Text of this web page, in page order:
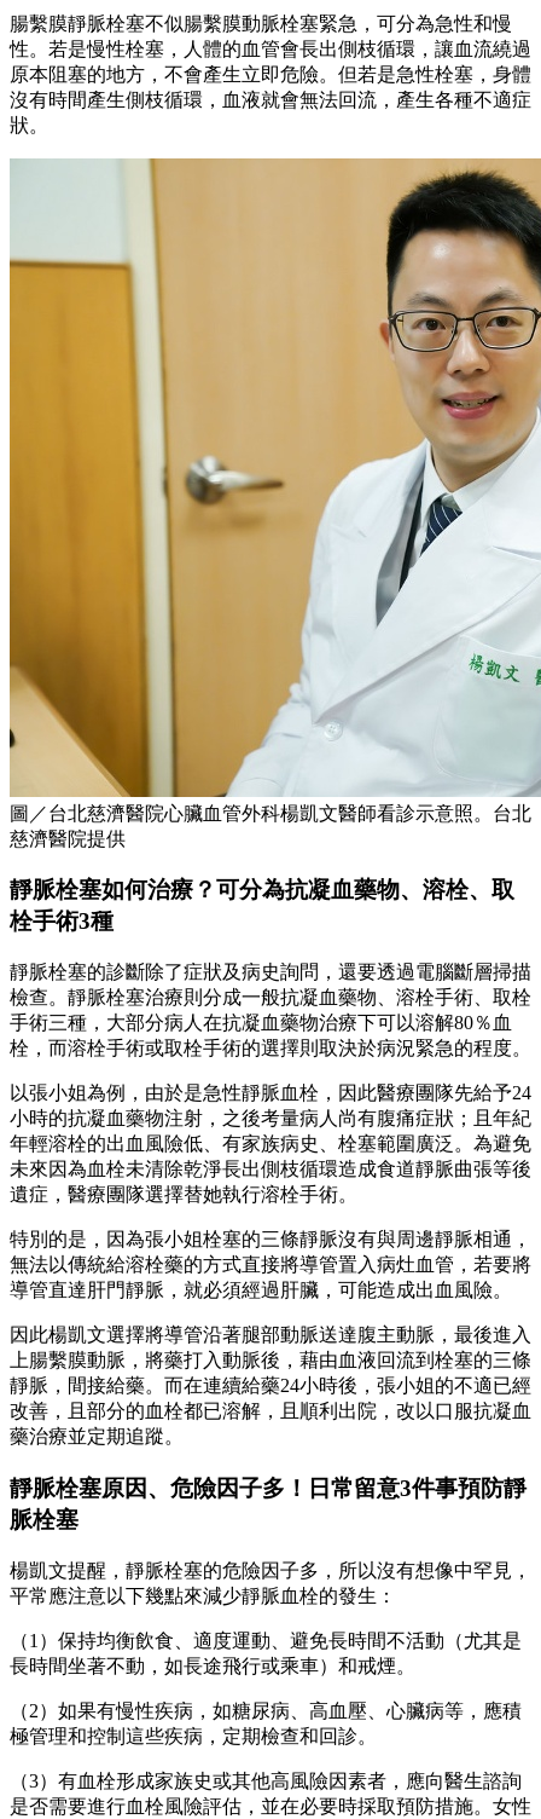
腸繫膜靜脈栓塞不似腸繫膜動脈栓塞緊急，可分為急性和慢
性。若是慢性栓塞，人體的血管會長出側枝循環，讓血流繞過
原本阻塞的地方，不會產生立即危險。但若是急性栓塞，身體
沒有時間產生側枝循環，血液就會無法回流，產生各種不適症
狀。
圖／台北慈濟醫院心臟血管外科楊凱文醫師看診示意照。台北
慈濟醫院提供
靜脈栓塞如何治療？可分為抗凝血藥物、溶栓、取
栓手術3種
靜脈栓塞的診斷除了症狀及病史詢問，還要透過電腦斷層掃描
檢查。靜脈栓塞治療則分成一般抗凝血藥物、溶栓手術、取栓
手術三種，大部分病人在抗凝血藥物治療下可以溶解80％血
栓，而溶栓手術或取栓手術的選擇則取決於病況緊急的程度。
以張小姐為例，由於是急性靜脈血栓，因此醫療團隊先給予24
小時的抗凝血藥物注射，之後考量病人尚有腹痛症狀；且年紀
年輕溶栓的出血風險低、有家族病史、栓塞範圍廣泛。為避免
未來因為血栓未清除乾淨長出側枝循環造成食道靜脈曲張等後
遺症，醫療團隊選擇替她執行溶栓手術。
特別的是，因為張小姐栓塞的三條靜脈沒有與周邊靜脈相通，
無法以傳統給溶栓藥的方式直接將導管置入病灶血管，若要將
導管直達肝門靜脈，就必須經過肝臟，可能造成出血風險。
因此楊凱文選擇將導管沿著腿部動脈送達腹主動脈，最後進入
上腸繫膜動脈，將藥打入動脈後，藉由血液回流到栓塞的三條
靜脈，間接給藥。而在連續給藥24小時後，張小姐的不適已經
改善，且部分的血栓都已溶解，且順利出院，改以口服抗凝血
藥治療並定期追蹤。
靜脈栓塞原因、危險因子多！日常留意3件事預防靜
脈栓塞
楊凱文提醒，靜脈栓塞的危險因子多，所以沒有想像中罕見，
平常應注意以下幾點來減少靜脈血栓的發生：
（1）保持均衡飲食、適度運動、避免長時間不活動（尤其是
長時間坐著不動，如長途飛行或乘車）和戒煙。
（2）如果有慢性疾病，如糖尿病、高血壓、心臟病等，應積
極管理和控制這些疾病，定期檢查和回診。
（3）有血栓形成家族史或其他高風險因素者，應向醫生諮詢
是否需要進行血栓風險評估，並在必要時採取預防措施。女性